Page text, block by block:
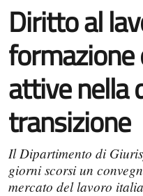
Diritto al
formazione
attive nella
transizione
Il Dipartimento di
giorni scorsi un
mercato del lavoro